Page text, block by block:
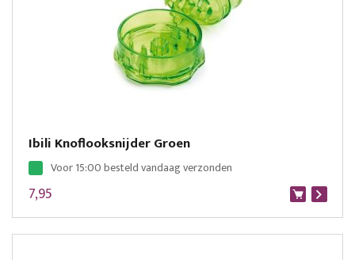
Ibili Knoflooksnijder Groen
Voor 15:00 besteld vandaag verzonden
7,95